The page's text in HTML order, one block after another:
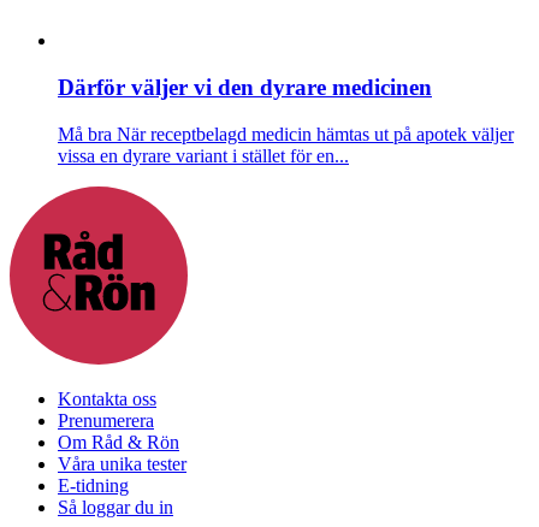
Därför väljer vi den dyrare medicinen
Må bra När receptbelagd medicin hämtas ut på apotek väljer
vissa en dyrare variant i stället för en...
Kontakta oss
Prenumerera
Om Råd & Rön
Våra unika tester
E-tidning
Så loggar du in